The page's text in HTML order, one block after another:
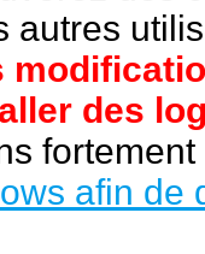
autres
des
afin de